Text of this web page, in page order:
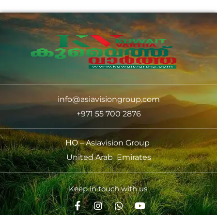
info@asiavisiongroup.com
+971 55 700 2876
HO – Asiavision Group
United Arab Emirates
Keep in touch with us.